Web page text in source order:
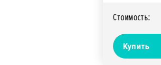
Стоимость:
Купить